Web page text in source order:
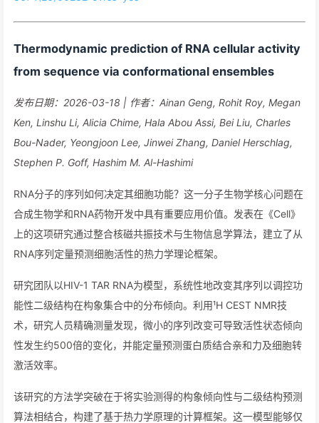
Thermodynamic prediction of RNA cellular activity
from sequence via conformational ensembles
发布日期：2026-03-18 | 作者：Ainan Geng, Rohit Roy, Megan
Ken, Linshu Li, Alicia Chime, Hala Abou Assi, Bei Liu, Charles
Bou-Nader, Yeongjoon Lee, Jinwei Zhang, Daniel Herschlag,
Stephen P. Goff, Hashim M. Al-Hashimi
RNA分子的序列如何决定其细胞功能？这一分子生物学核心问题在
合成生物学和RNA药物开发中具有重要应用价值。发表在《Cell》
上的这项研究通过整合核磁共振技术与生物信息学算法，建立了从
RNA序列定量预测细胞活性的热力学理论框架。
研究团队以HIV-1 TAR RNA为模型，系统性地改变其序列以调控功
能性二级结构在构象集合中的分布倾向。利用¹H CEST NMR技
术，研究人员精确测量发现，微小的序列改变可导致活性状态倾向
性发生约500倍的变化，并能定量预测蛋白质结合亲和力及细胞转
激活效率。
该研究的方法学突破在于将实验测得的构象倾向性与二级结构预测
算法相结合，构建了基于热力学原理的计算框架。这一模型能够仅